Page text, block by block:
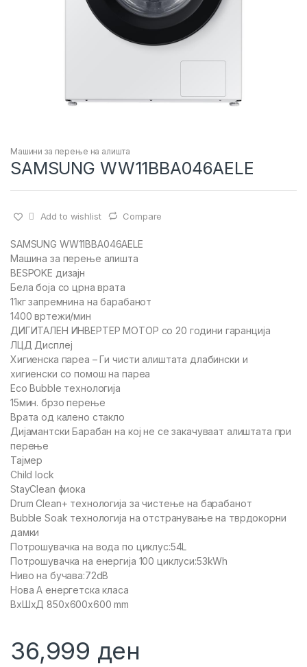
Машини за перење на алишта
SAMSUNG WW11BBA046AELE
Add to wishlist Compare
SAMSUNG WW11BBA046AELE
Машина за перење алишта
BESPOKE дизајн
Бела боја со црна врата
11кг запремнина на барабанот
1400 вртежи/мин
ДИГИТАЛЕН ИНВЕРТЕР МОТОР со 20 години гаранција
ЛЦД Дисплеј
Хигиенска пареа – Ги чисти алиштата длабински и
хигиенски со помош на пареа
Eco Bubble технологија
15мин. брзо перење
Врата од калено стакло
Дијамантски Барабан на кој не се закачуваат алиштата при
перење
Тајмер
Child lock
StayClean фиока
Drum Clean+ технологија за чистење на барабанот
Bubble Soak технологија на отстранување на тврдокорни
дамки
Потрошувачка на вода по циклус:54L
Потрошувачка на енергија 100 циклуси:53kWh
Ниво на бучава:72dB
Нова А енергетска класа
ВхШхД 850x600x600 mm
36,999 ден